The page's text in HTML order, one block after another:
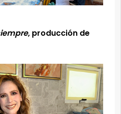
, producción de